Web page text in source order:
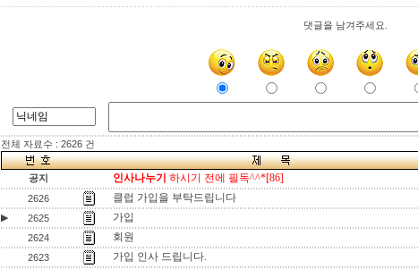
댓글을 남겨주세요.
전체 자료수 : 2626 건
공지 인사나누기 하시기 전에 필독^^*[86]
2626
클럽 가입을 부탁드립니다
▶
2625 가입
2624
회원
2623
가입 인사 드립니다.